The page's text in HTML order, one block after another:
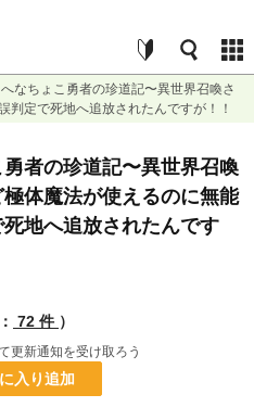
へなちょこ勇者の珍道記〜異世界召喚さ
判定で死地へ追放されたんですが！！
者の珍道記〜異世界召喚
極体魔法が使えるのに無能
死地へ追放されたんです
72 件 ）
更新通知を受け取ろう
入り追加